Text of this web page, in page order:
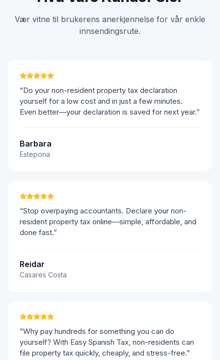
Vær vitne til brukerens anerkjennelse for vår enkle
innsendingsrute.
“Do your non-resident property tax declaration
yourself for a low cost and in just a few minutes.
Even better—your declaration is saved for next year.”
Barbara
Estepona
“Stop overpaying accountants. Declare your non-
resident property tax online—simple, affordable, and
done fast.”
Reidar
Casares Costa
“Why pay hundreds for something you can do
yourself? With Easy Spanish Tax, non-residents can
file property tax quickly, cheaply, and stress-free.”